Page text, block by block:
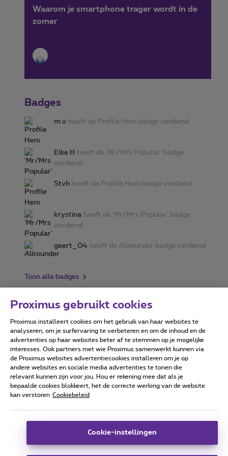
Waarom je smartphone trager wordt in de
zomer
Badges
m.v heeft de Profile Hero badge verdiend
Elke H heeft de 'Mr/Mrs Popular' badge
verdiend
Stvh heeft de Profile Hero badge verdiend
krystina heeft de 'Mr/Mrs Popular' badge
verdiend
geert_04 heeft de Allrounder badge verdiend
Toon alle badges
Forumvoorwaarden Accessibility statement
Alle rechten voorbehouden. © Proximus
Algemene voorwaarden, consumenteninfo
Deze website is gecreëerd en wordt beheerd conform het
Koning Albert II-laan 27 - B-1030 Brussel.
Proximus gebruikt cookies
Proximus installeert cookies om het gebruik van haar websites te
analyseren, om je surfervaring te verbeteren en om de inhoud en de
advertenties op haar websites beter af te stemmen op je mogelijke
interesses. Ook partners met wie Proximus samenwerkt kunnen via
de Proximus websites advertentiecookies installeren om je op
andere websites en sociale media advertenties te tonen die
relevant kunnen zijn voor jou. Hou er rekening mee dat als je
bepaalde cookies blokkeert, het de correcte werking van de website
kan verstoren Cookiebeleid
Cookie-instellingen